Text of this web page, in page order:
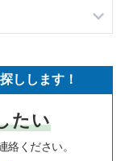
一覧
覧
一覧
覧
覧
一覧
件一覧
件一覧
しします！
たい
絡ください。